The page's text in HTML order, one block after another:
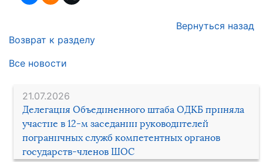
21.07.2026
Делегация Объединенного штаба ОДКБ приняла
участие в 12-м заседании руководителей
пограничных служб компетентных органов
государств-членов ШОС
Вернуться назад
Возврат к разделу
Все новости